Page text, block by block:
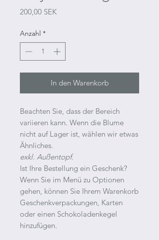
200,00 SEKPreis
Anzahl *
In den Warenkorb
Beachten Sie, dass der Bereich
variieren kann. Wenn die Blume
nicht auf Lager ist, wählen wir etwas
Ähnliches.
exkl. Außentopf.
Ist Ihre Bestellung ein Geschenk?
Wenn Sie im Menü zu Optionen
gehen, können Sie Ihrem Warenkorb
Geschenkverpackungen, Karten
oder einen Schokoladenkegel
hinzufügen.